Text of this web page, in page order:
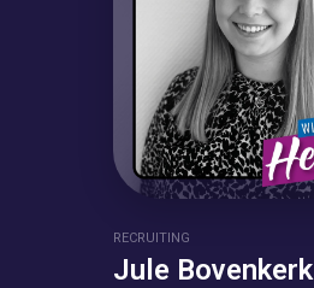
RECRUITING
Jule Bovenkerk